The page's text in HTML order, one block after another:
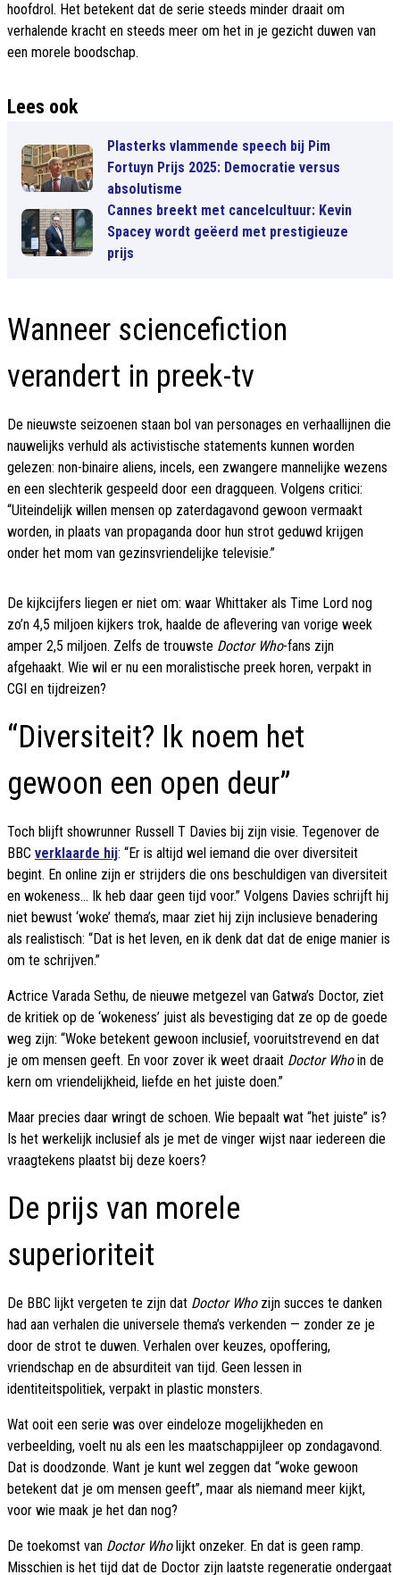
hoofdrol. Het betekent dat de serie steeds minder draait om
verhalende kracht en steeds meer om het in je gezicht duwen van
een morele boodschap.
Lees ook
Plasterks vlammende speech bij Pim
Fortuyn Prijs 2025: Democratie versus
absolutisme
Cannes breekt met cancelcultuur: Kevin
Spacey wordt geëerd met prestigieuze
prijs
Wanneer sciencefiction
verandert in preek-tv
De nieuwste seizoenen staan bol van personages en verhaallijnen die
nauwelijks verhuld als activistische statements kunnen worden
gelezen: non-binaire aliens, incels, een zwangere mannelijke wezens
en een slechterik gespeeld door een dragqueen. Volgens critici:
“Uiteindelijk willen mensen op zaterdagavond gewoon vermaakt
worden, in plaats van propaganda door hun strot geduwd krijgen
onder het mom van gezinsvriendelijke televisie.”
De kijkcijfers liegen er niet om: waar Whittaker als Time Lord nog
zo’n 4,5 miljoen kijkers trok, haalde de aflevering van vorige week
amper 2,5 miljoen. Zelfs de trouwste Doctor Who-fans zijn
afgehaakt. Wie wil er nu een moralistische preek horen, verpakt in
CGI en tijdreizen?
“Diversiteit? Ik noem het
gewoon een open deur”
Toch blijft showrunner Russell T Davies bij zijn visie. Tegenover de
BBC verklaarde hij: “Er is altijd wel iemand die over diversiteit
begint. En online zijn er strijders die ons beschuldigen van diversiteit
en wokeness... Ik heb daar geen tijd voor.” Volgens Davies schrijft hij
niet bewust ‘woke’ thema’s, maar ziet hij zijn inclusieve benadering
als realistisch: “Dat is het leven, en ik denk dat dat de enige manier is
om te schrijven.”
Actrice Varada Sethu, de nieuwe metgezel van Gatwa’s Doctor, ziet
de kritiek op de ‘wokeness’ juist als bevestiging dat ze op de goede
weg zijn: “Woke betekent gewoon inclusief, vooruitstrevend en dat
je om mensen geeft. En voor zover ik weet draait Doctor Whoin de
kern om vriendelijkheid, liefde en het juiste doen.”
Maar precies daar wringt de schoen. Wie bepaalt wat “het juiste” is?
Is het werkelijk inclusief als je met de vinger wijst naar iedereen die
vraagtekens plaatst bij deze koers?
De prijs van morele
superioriteit
De BBC lijkt vergeten te zijn dat Doctor Whozijn succes te danken
had aan verhalen die universele thema’s verkenden — zonder ze je
door de strot te duwen. Verhalen over keuzes, opoffering,
vriendschap en de absurditeit van tijd. Geen lessen in
identiteitspolitiek, verpakt in plastic monsters.
Wat ooit een serie was over eindeloze mogelijkheden en
verbeelding, voelt nu als een les maatschappijleer op zondagavond.
Dat is doodzonde. Want je kunt wel zeggen dat “woke gewoon
betekent dat je om mensen geeft”, maar als niemand meer kijkt,
voor wie maak je het dan nog?
De toekomst van Doctor Wholijkt onzeker. En dat is geen ramp.
Misschien is het tijd dat de Doctor zijn laatste regeneratie ondergaat